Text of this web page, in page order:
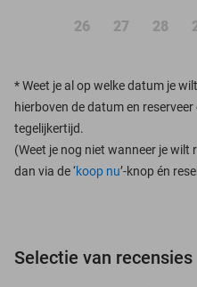
26 27 28
*Weet je al op welke datum je
hierboven de datum en reserveer
tegelijkertijd.
(Weet je nog niet wanneer je wilt
dan via de ‘koop nu’-knop én
Selectie van recensies